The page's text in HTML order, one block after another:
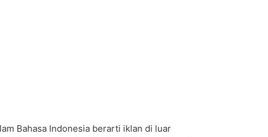
Bahasa Indonesia berarti iklan di luar